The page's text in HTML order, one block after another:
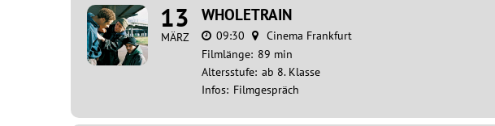
13
MÄRZ
WHOLETRAIN
09:30
Cinema Frankfurt
Filmlänge: 89 min
Altersstufe: ab 8. Klasse
Infos: Filmgespräch